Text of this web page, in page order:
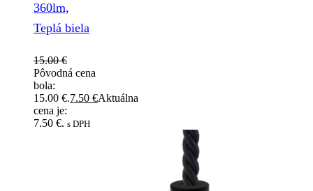
360lm,
Teplá biela
15.00€
Pôvodná cena
bola:
15.00 €.7.50 €Aktuálna
cena je:
7.50 €. s DPH